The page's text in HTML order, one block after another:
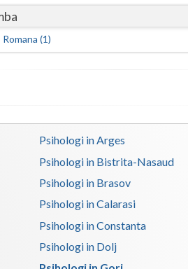
Mehedinti
Neamt
Olt
Salaj
Romana (1)
Psihologi in Arges
Psihologi in Bistrita-Nasaud
Psihologi in Brasov
Psihologi in Calarasi
Psihologi in Constanta
Psihologi in Dolj